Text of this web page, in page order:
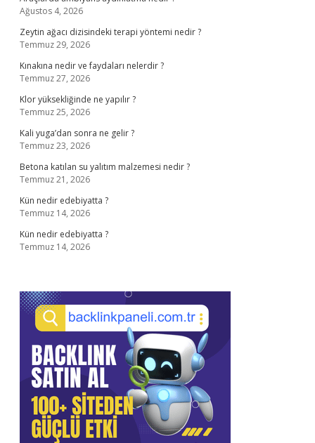
Ağustos 4, 2026
Zeytin ağacı dizisindeki terapi yöntemi nedir ?
Temmuz 29, 2026
Kınakına nedir ve faydaları nelerdir ?
Temmuz 27, 2026
Klor yüksekliğinde ne yapılır ?
Temmuz 25, 2026
Kali yuga’dan sonra ne gelir ?
Temmuz 23, 2026
Betona katılan su yalıtım malzemesi nedir ?
Temmuz 21, 2026
Kün nedir edebiyatta ?
Temmuz 14, 2026
Kün nedir edebiyatta ?
Temmuz 14, 2026